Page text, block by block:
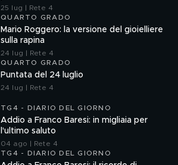
25 lug | Rete 4
QUARTO GRADO
Mario Roggero: la versione del gioielliere
sulla rapina
24 lug | Rete 4
QUARTO GRADO
Puntata del 24 luglio
24 lug | Rete 4
TG4 - DIARIO DEL GIORNO
Addio a Franco Baresi: in migliaia per
l'ultimo saluto
04 ago | Rete 4
TG4 - DIARIO DEL GIORNO